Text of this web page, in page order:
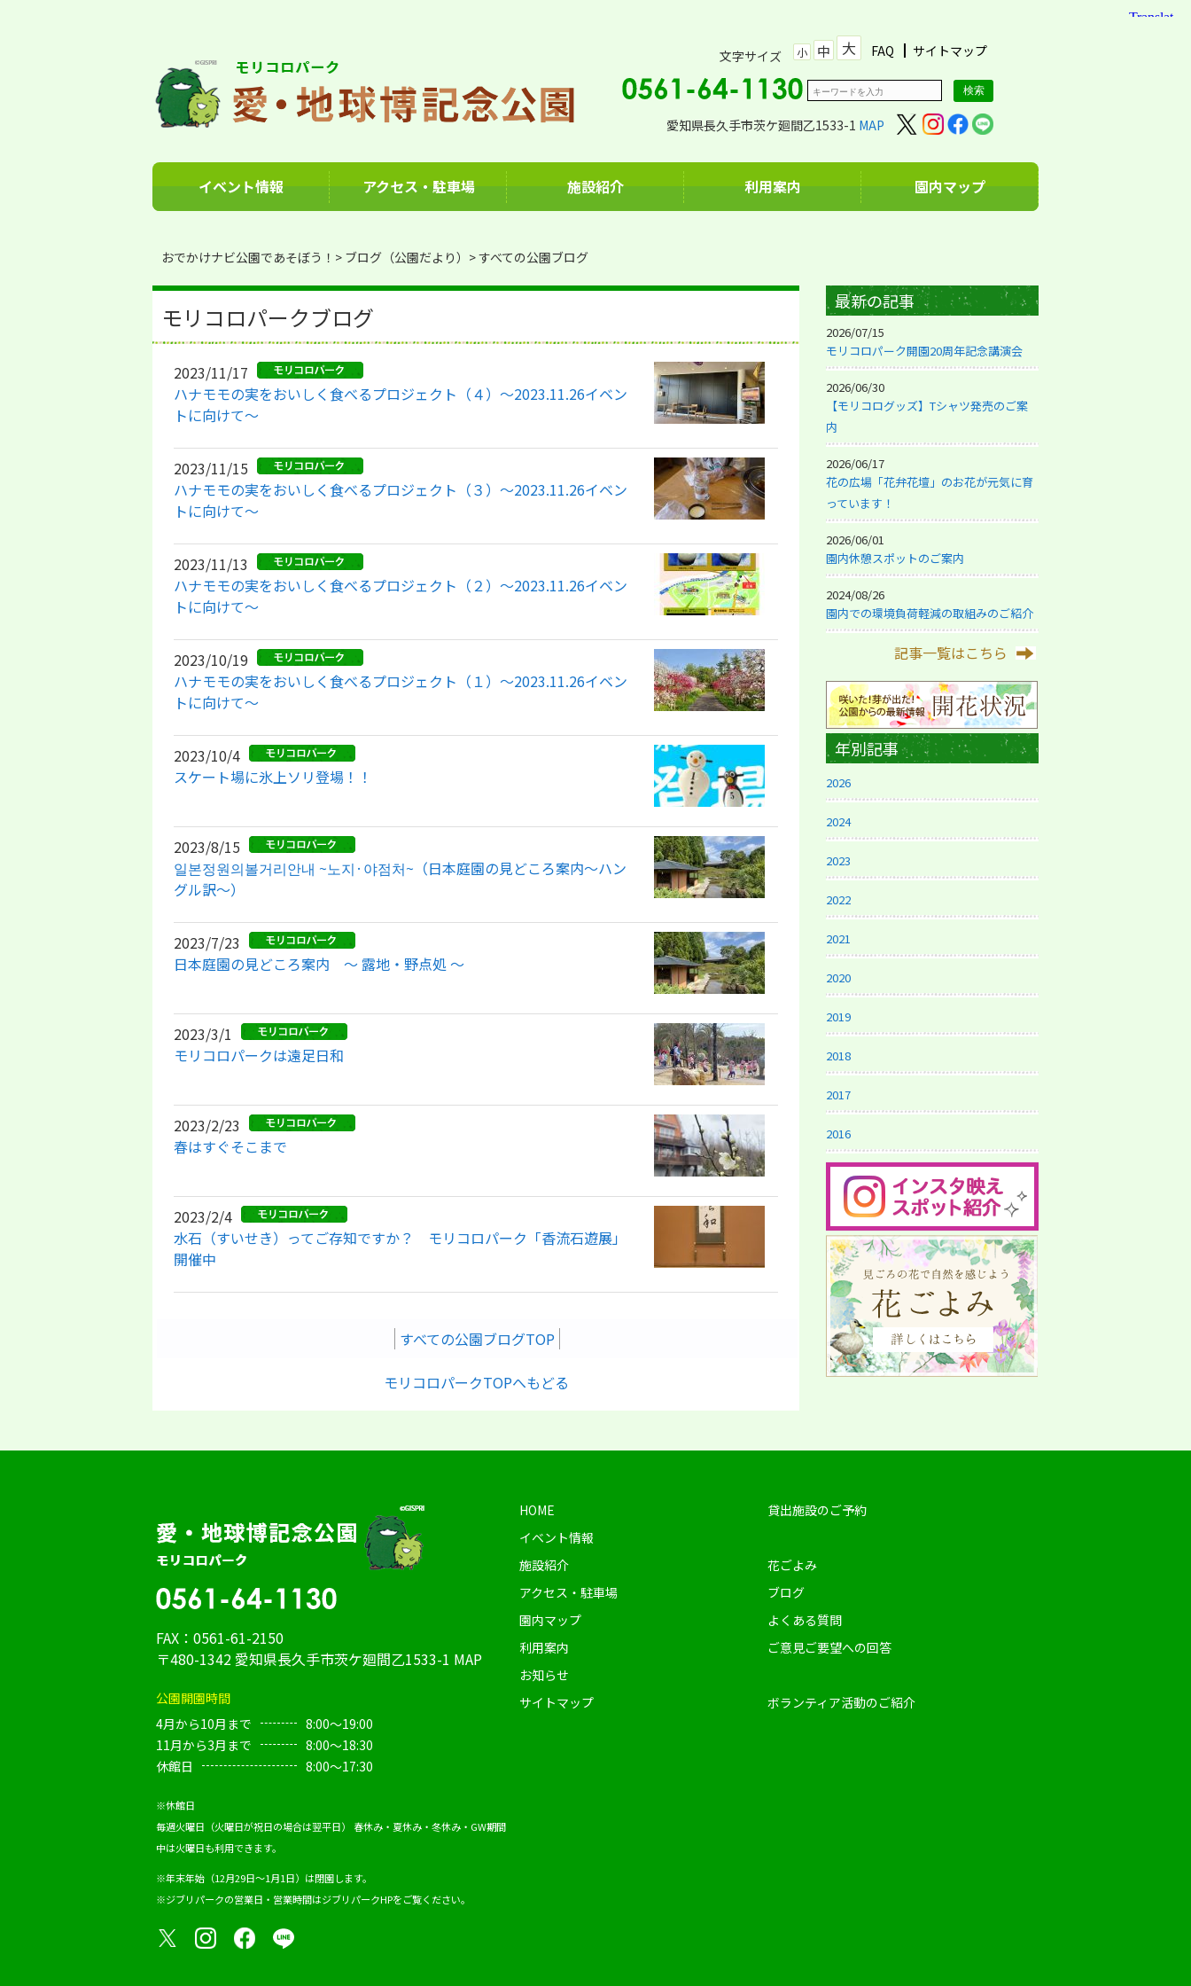
文字サイズ 小 中 大 FAQ サイトマップ
愛知県長久手市茨ケ廻間乙1533-1 MAP
イベント情報 アクセス・駐車場 施設紹介 利用案内 園内マップ
おでかけナビ公園であそぼう！ ブログ（公園だより） すべての公園ブログ
モリコロパークブログ
2023/11/17
ハナモモの実をおいしく食べるプロジェクト（４）～2023.11.26イベン
トに向けて～
2023/11/15
ハナモモの実をおいしく食べるプロジェクト（３）～2023.11.26イベン
トに向けて～
2023/11/13
ハナモモの実をおいしく食べるプロジェクト（２）～2023.11.26イベン
トに向けて～
2023/10/19
ハナモモの実をおいしく食べるプロジェクト（１）～2023.11.26イベン
トに向けて～
2023/10/4
スケート場に氷上ソリ登場！！
2023/8/15
일본정원의볼거리안내 ~노지·야점처~（日本庭園の見どころ案内～ハン
グル訳～）
2023/7/23
日本庭園の見どころ案内 ～ 露地・野点処 ～
2023/3/1
モリコロパークは遠足日和
2023/2/23
春はすぐそこまで
2023/2/4
水石（すいせき）ってご存知ですか？ モリコロパーク「香流石遊展」
開催中
すべての公園ブログTOP
モリコロパークTOPへもどる
最新の記事
2026/07/15
モリコロパーク開園20周年記念講演会
2026/06/30
【モリコログッズ】Tシャツ発売のご案
内
2026/06/17
花の広場「花弁花壇」のお花が元気に育
っています！
2026/06/01
園内休憩スポットのご案内
2024/08/26
園内での環境負荷軽減の取組みのご紹介
記事一覧はこちら
年別記事
2026
2024
2023
2022
2021
2020
2019
2018
2017
2016
FAX：0561-61-2150
〒480-1342 愛知県長久手市茨ケ廻間乙1533-1 MAP
公園開園時間
4月から10月まで
8:00～19:00
11月から3月まで
8:00～18:30
休館日
8:00～17:30
※休館日
毎週火曜日（火曜日が祝日の場合は翌平日）
春休み・夏休み・冬休み・GW期間
中は火曜日も利用できます。
※年末年始（12月29日～1月1日）は閉園します。
※ジブリパークの営業日・営業時間はジブリパークHPをご覧ください。
HOME
イベント情報
施設紹介
アクセス・駐車場
園内マップ
利用案内
お知らせ
サイトマップ
貸出施設のご予約
花ごよみ
ブログ
よくある質問
ご意見ご要望への回答
ボランティア活動のご紹介